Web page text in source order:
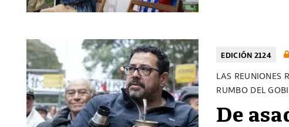
EDICIÓN 2124
LAS REUNIONES
RUMBO DEL
De